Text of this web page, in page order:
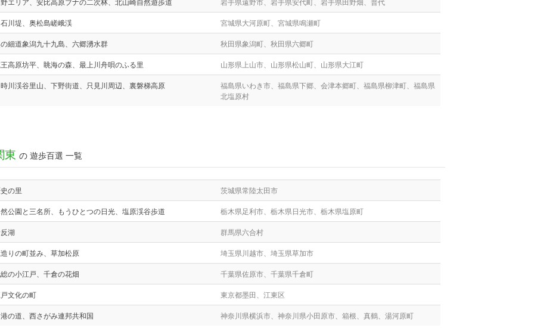
川堤、奥松島嵯峨渓 宮城県大河原町、宮城県鳴瀬町
細道象潟九十九島、六郷湧水群 秋田県象潟町、秋田県六郷町
高原坊平、眺海の森、最上川舟唄のふる里 山形県上山市、山形県松山町、山形県大江町
川渓谷里山、下野街道、只見川周辺、裏磐梯高原
福島県いわき市、福島県下郷、会津本郷町、福島県柳津町、福島県
北塩原村
東 の 遊歩百選 一覧
の里 茨城県常陸太田市
公園と三名所、もうひとつの日光、塩原渓谷歩道 栃木県足利市、栃木県日光市、栃木県塩原町
湖 群馬県六合村
りの町並み、草加松原 埼玉県川越市、埼玉県草加市
の小江戸、千倉の花畑 千葉県佐原市、千葉県千倉町
文化の町 東京都墨田、江東区
の道、西さがみ連邦共和国 神奈川県横浜市、神奈川県小田原市、箱根、真鶴、湯河原町